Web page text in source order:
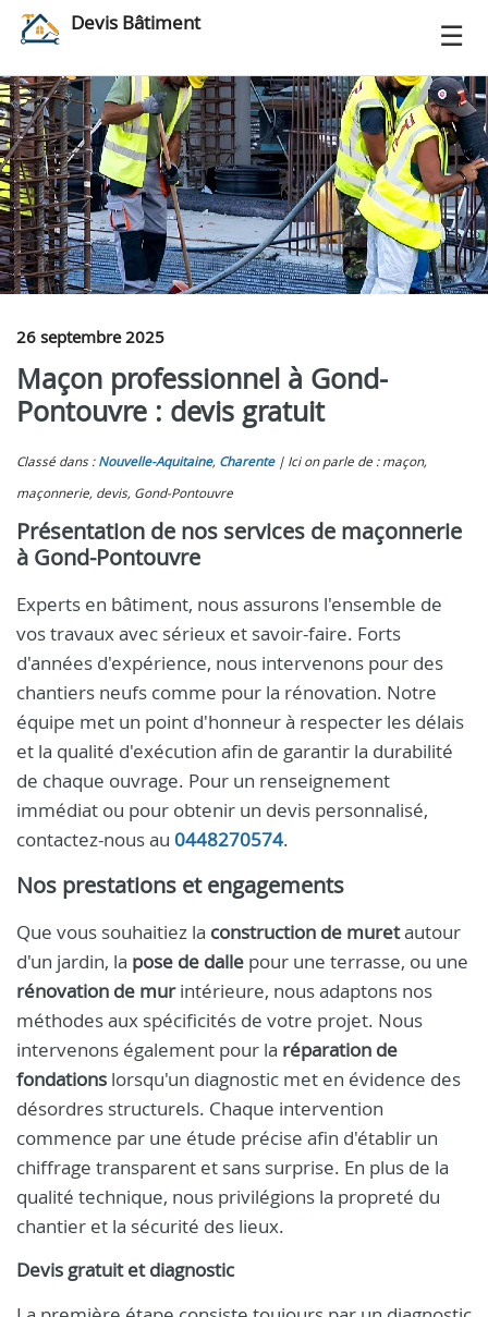
Devis Bâtiment
26 septembre 2025
Maçon professionnel à Gond-
Pontouvre : devis gratuit
Classé dans : Nouvelle-Aquitaine, Charente
Ici on parle de : maçon,
maçonnerie, devis, Gond-Pontouvre
Présentation de nos services de maçonnerie
à Gond-Pontouvre
Experts en bâtiment, nous assurons l'ensemble de
vos travaux avec sérieux et savoir-faire. Forts
d'années d'expérience, nous intervenons pour des
chantiers neufs comme pour la rénovation. Notre
équipe met un point d'honneur à respecter les délais
et la qualité d'exécution afin de garantir la durabilité
de chaque ouvrage. Pour un renseignement
immédiat ou pour obtenir un devis personnalisé,
contactez-nous au 0448270574.
Nos prestations et engagements
Que vous souhaitiez la construction de muretautour
d'un jardin, la pose de dalle pour une terrasse, ou une
rénovation de murintérieure, nous adaptons nos
méthodes aux spécificités de votre projet. Nous
intervenons également pour la réparation de
fondations lorsqu'un diagnostic met en évidence des
désordres structurels. Chaque intervention
commence par une étude précise afin d'établir un
chiffrage transparent et sans surprise. En plus de la
qualité technique, nous privilégions la propreté du
chantier et la sécurité des lieux.
Devis gratuit et diagnostic